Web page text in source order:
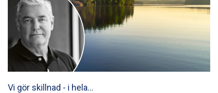
Vi gör skillnad - i hela…